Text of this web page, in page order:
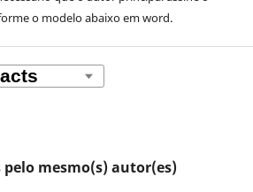
o modelo abaixo em word.
mesmo(s) autor(es)